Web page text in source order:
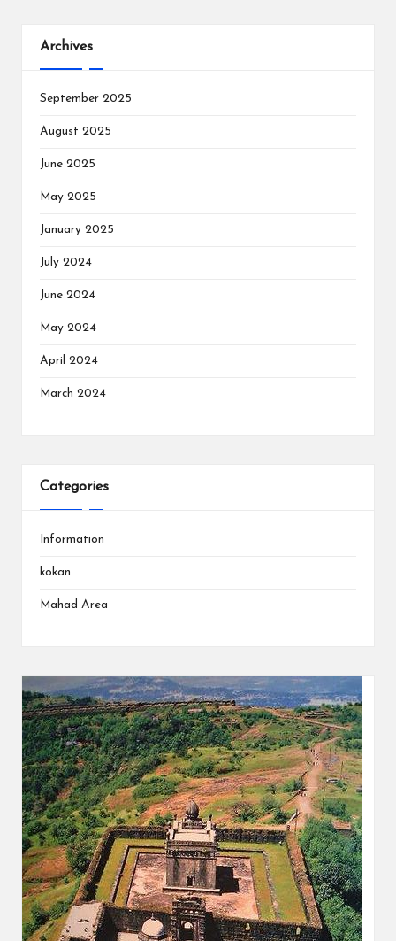
Archives
September 2025
August 2025
June 2025
May 2025
January 2025
July 2024
June 2024
May 2024
April 2024
March 2024
Categories
Information
kokan
Mahad Area